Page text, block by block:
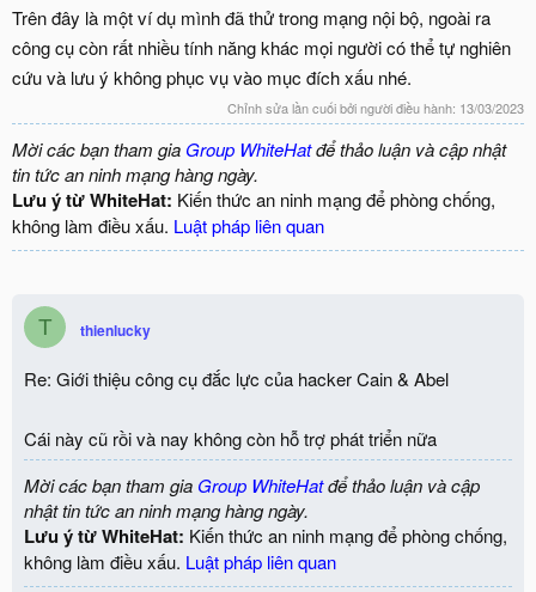
Trên đây là một ví dụ mình đã thử trong mạng nội bộ, ngoài ra
công cụ còn rất nhiều tính năng khác mọi người có thể tự nghiên
cứu và lưu ý không phục vụ vào mục đích xấu nhé.
Chỉnh sửa lần cuối bởi người điều hành: 13/03/2023
Mời các bạn tham gia Group WhiteHatđể thảo luận và cập nhật
tin tức an ninh mạng hàng ngày.
Lưu ý từ WhiteHat: Kiến thức an ninh mạng để phòng chống,
không làm điều xấu. Luật pháp liên quan
T thienlucky
Re: Giới thiệu công cụ đắc lực của hacker Cain & Abel
Cái này cũ rồi và nay không còn hỗ trợ phát triển nữa
Mời các bạn tham gia Group WhiteHatđể thảo luận và cập
nhật tin tức an ninh mạng hàng ngày.
Lưu ý từ WhiteHat: Kiến thức an ninh mạng để phòng chống,
không làm điều xấu. Luật pháp liên quan